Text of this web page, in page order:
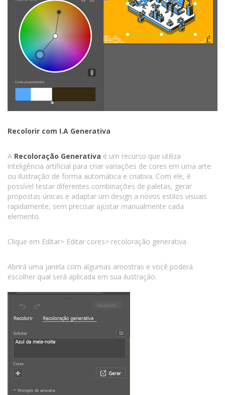
Recolorir com I.A Generativa
A Recoloração Generativa é um recurso que utiliza
inteligência artificial para criar variações de cores em uma arte
ou ilustração de forma automática e criativa. Com ele, é
possível testar diferentes combinações de paletas, gerar
propostas únicas e adaptar um design a novos estilos visuais
rapidamente, sem precisar ajustar manualmente cada
elemento.
Clique em Editar> Editar cores> recoloração generativa
Abrirá uma janela com algumas amostras e você poderá
escolher qual será aplicada em sua ilustração.